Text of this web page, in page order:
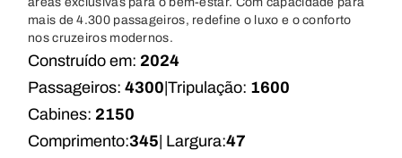
mais de 4.300 passageiros, redefine o luxo e o conforto
nos cruzeiros modernos.
Construído em: 2024
Passageiros: 4300 Tripulação: 1600
Cabines: 2150
Comprimento:345 | Largura:47